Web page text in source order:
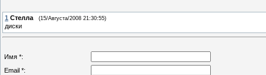
1 Стелла (15/Августа/2008 21:30:55)
диски
Имя *:
Email *: